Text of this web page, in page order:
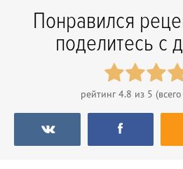
Понравился
поделитесь с
рейтинг4.8 из 5 (всего